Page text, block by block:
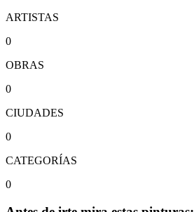
ARTISTAS
0
OBRAS
0
CIUDADES
0
CATEGORÍAS
0